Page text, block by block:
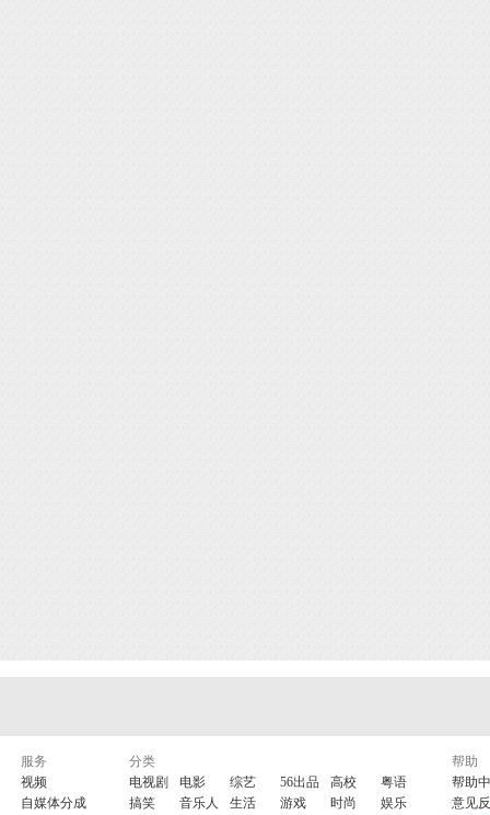
服务
视频
自媒体分成
分类
电视剧
电影 综艺 56出品 高校
粤语
搞笑
音乐人 生活 游戏 时尚
娱乐
帮助
帮助
意见